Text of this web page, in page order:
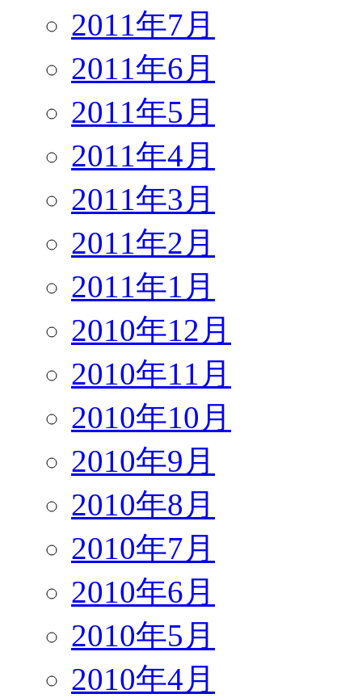
2011年7月
2011年6月
2011年5月
2011年4月
2011年3月
2011年2月
2011年1月
2010年12月
2010年11月
2010年10月
2010年9月
2010年8月
2010年7月
2010年6月
2010年5月
2010年4月